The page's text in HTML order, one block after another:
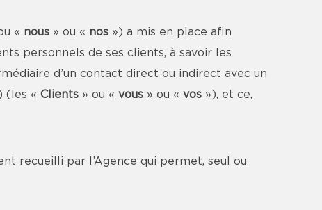
« nous » ou « nos ») a mis en place afin
personnels de ses clients, à savoir les
d’un contact direct ou indirect avec un
(les « Clients » ou « vous » ou « vos »), et ce,
recueilli par l’Agence qui permet, seul ou